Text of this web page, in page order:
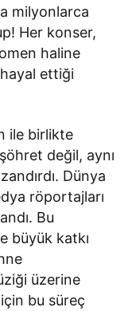
milyonlarca
Her konser,
haline
ettiği
ile birlikte
değil, aynı
Dünya
röportajları
Bu
büyük katkı
üzerine
bu süreç